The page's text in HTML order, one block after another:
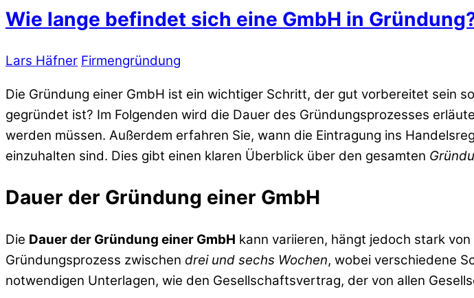
Wie lange befindet sich eine GmbH in
Lars Häfner Firmengründung
Die Gründung einer GmbH ist ein wichtiger Schritt, der gut vorbereitet sein
gegründet ist? Im Folgenden wird die Dauer des Gründungsprozesses
werden müssen. Außerdem erfahren Sie, wann die Eintragung ins
einzuhalten sind. Dies gibt einen klaren Überblick über den gesamten
Dauer der Gründung einer GmbH
Die Dauer der Gründung einer GmbH kann variieren, hängt jedoch stark
Gründungsprozess zwischen drei und sechs Wochen, wobei verschiedene
notwendigen Unterlagen, wie den Gesellschaftsvertrag, der von allen